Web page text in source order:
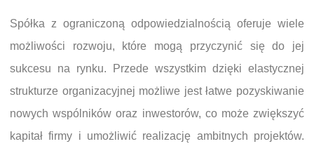
Spółka z ograniczoną odpowiedzialnością oferuje wiele
możliwości rozwoju, które mogą przyczynić się do jej
sukcesu na rynku. Przede wszystkim dzięki elastycznej
strukturze organizacyjnej możliwe jest łatwe pozyskiwanie
nowych wspólników oraz inwestorów, co może zwiększyć
kapitał firmy i umożliwić realizację ambitnych projektów.